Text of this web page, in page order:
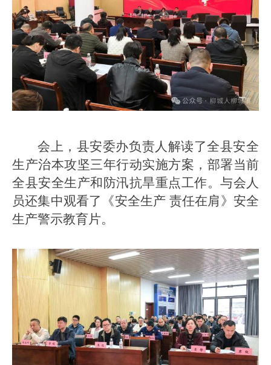
会上，县安委办负责人解读了全县安全
生产治本攻坚三年行动实施方案，部署当前
全县安全生产和防汛抗旱重点工作。与会人
员还集中观看了《安全生产 责任在肩》安全
生产警示教育片。